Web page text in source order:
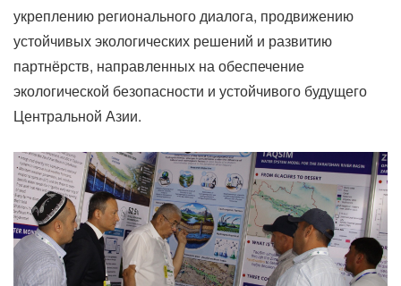
укреплению регионального диалога, продвижению
устойчивых экологических решений и развитию
партнёрств, направленных на обеспечение
экологической безопасности и устойчивого будущего
Центральной Азии.